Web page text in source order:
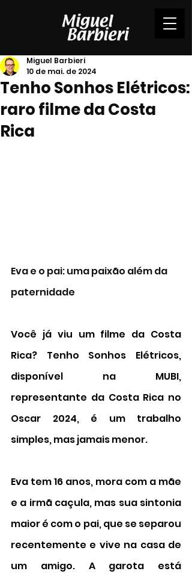
Tenho Sonhos Elétricos:
raro filme da Costa
Rica
Miguel Barbieri
10 de mai. de 2024
Eva e o pai: uma paixão além da
paternidade
Você já viu um filme da Costa
Rica? Tenho Sonhos Elétricos,
disponível na MUBI,
representante da Costa Rica no
Oscar 2024, é um trabalho
simples, mas jamais menor.
Eva tem 16 anos, mora com a mãe
e a irmã caçula, mas sua sintonia
maior é com o pai, que se separou
recentemente e vive na casa de
um amigo. A garota está